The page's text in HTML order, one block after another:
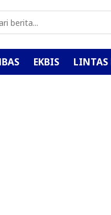
EKBIS LINTAS